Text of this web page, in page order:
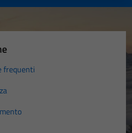
frequenti